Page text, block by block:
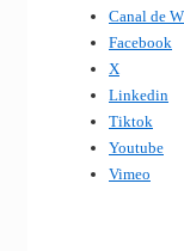
Canal de
Facebook
X
Linkedin
Tiktok
Youtube
Vimeo